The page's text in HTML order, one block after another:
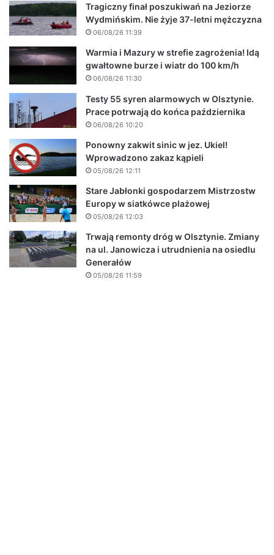
Tragiczny finał poszukiwań na Jeziorze
Wydmińskim. Nie żyje 37-letni mężczyzna
06/08/26 11:39
Warmia i Mazury w strefie zagrożenia! Idą
gwałtowne burze i wiatr do 100 km/h
06/08/26 11:30
Testy 55 syren alarmowych w Olsztynie.
Prace potrwają do końca października
06/08/26 10:20
Ponowny zakwit sinic w jez. Ukiel!
Wprowadzono zakaz kąpieli
05/08/26 12:11
Stare Jabłonki gospodarzem Mistrzostw
Europy w siatkówce plażowej
05/08/26 12:03
Trwają remonty dróg w Olsztynie. Zmiany
na ul. Janowicza i utrudnienia na osiedlu
Generałów
05/08/26 11:59